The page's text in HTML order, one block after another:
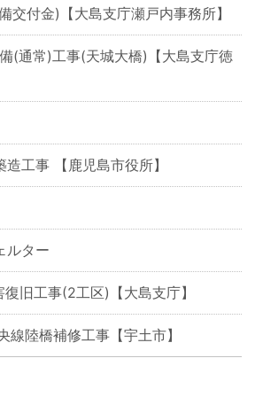
交付金)【大島支庁瀬戸内事務所】
(通常)工事(天城大橋)【大島支庁徳
工事 【鹿児島市役所】
ルター
旧工事(2工区)【大島支庁】
陸橋補修工事【宇土市】